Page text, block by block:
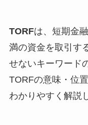
TORFは、短期金
満の資金を取引す
せないキーワード
TORFの意味・位
わかりやすく解説